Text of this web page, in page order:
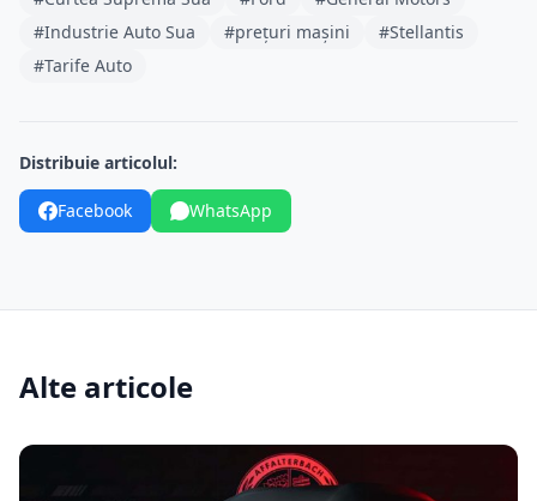
#Industrie Auto Sua
#prețuri mașini
#Stellantis
#Tarife Auto
Distribuie articolul:
Facebook WhatsApp
Alte articole